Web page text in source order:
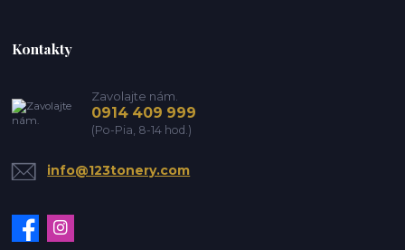
Kontakty
Zavolajte nám.
0914 409 999
(Po-Pia, 8-14 hod.)
info@123tonery.com